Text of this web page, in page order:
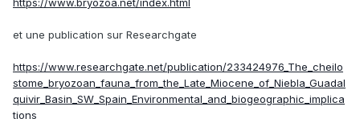
https://www.bryozoa.net/index.html
et une publication sur Researchgate
https://www.researchgate.net/publication/233424976_The_cheilo
stome_bryozoan_fauna_from_the_Late_Miocene_of_Niebla_Guadal
quivir_Basin_SW_Spain_Environmental_and_biogeographic_implica
tions